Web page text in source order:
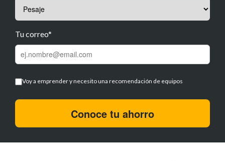
Tu correo*
Voy a emprender y necesito una recomendación de equipos
Conoce tu ahorro